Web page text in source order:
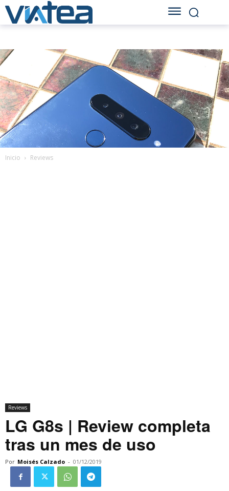
Inicio Reviews
Reviews
LG G8s | Review completa
tras un mes de uso
Por Moisés Calzado - 01/12/2019